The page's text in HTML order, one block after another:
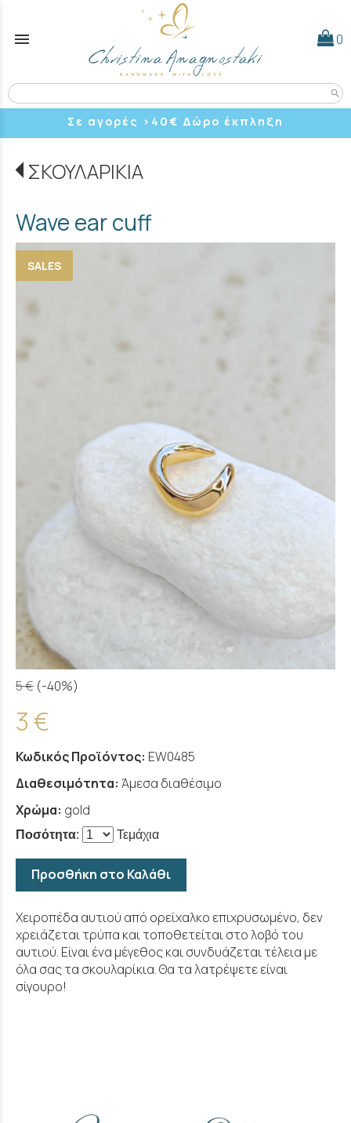
menu 0
search
Σε αγορές >40 € Δώρο έκπληξη
ΣΚΟΥΛΑΡΙΚΙΑ
Wave ear cuff
SALES
5 € (-40%)
3 €
Κωδικός Προϊόντος: EW0485
Διαθεσιμότητα: Άμεσα διαθέσιμο
Χρώμα: gold
Ποσότητα: Τεμάχια
Προσθήκη στο Καλάθι
Χειροπέδα αυτιού από ορείχαλκο επιχρυσωμένο, δεν
χρειάζεται τρύπα και τοποθετείται στο λοβό του
αυτιού. Είναι ένα μέγεθος και συνδυάζεται τέλεια με
όλα σας τα σκουλαρίκια. Θα τα λατρέψετε είναι
σίγουρο!